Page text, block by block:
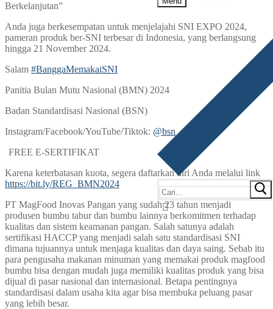
Berkelanjutan”
Anda juga berkesempatan untuk menjelajahi SNI EXPO 2024,
pameran produk ber-SNI terbesar di Indonesia, yang berlangsung
hingga 21 November 2024.
Salam #BanggaMemakaiSNI
Panitia Bulan Mutu Nasional (BMN) 2024
Badan Standardisasi Nasional (BSN)
Instagram/Facebook/YouTube/Tiktok: @bsn_sni
FREE E-SERTIFIKAT
Karena keterbatasan kuota, segera daftarkan diri Anda melalui link
https://bit.ly/REG_BMN2024
PT MagFood Inovas Pangan yang sudah 23 tahun menjadi
produsen bumbu tabur dan bumbu lainnya berkomitmen terhadap
kualitas dan sistem keamanan pangan. Salah satunya adalah
sertifikasi HACCP yang menjadi salah satu standardisasi SNI
dimana tujuannya untuk menjaga kualitas dan daya saing. Sebab itu
para pengusaha makanan minuman yang memakai produk magfood
bumbu bisa dengan mudah juga memiliki kualitas produk yang bisa
dijual di pasar nasional dan internasional. Betapa pentingnya
standardisasi dalam usaha kita agar bisa membuka peluang pasar
yang lebih besar.